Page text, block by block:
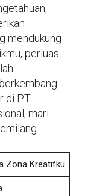
mendukung
perluas
di PT
mari
Zona Kreatifku